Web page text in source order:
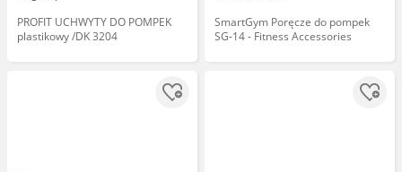
PROFIT UCHWYTY DO POMPEK
plastikowy /DK 3204
SmartGym Poręcze do pompek
SG-14 - Fitness Accessories